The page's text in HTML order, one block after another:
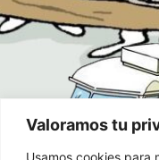
Valoramos tu
Usamos cookies para